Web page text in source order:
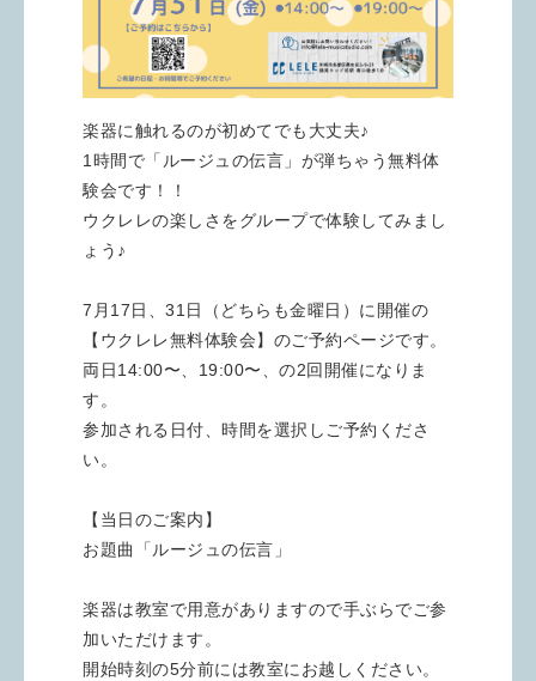
楽器に触れるのが初めてでも大丈夫♪
1時間で「ルージュの伝言」が弾ちゃう無料体
験会です！！
ウクレレの楽しさをグループで体験してみまし
ょう♪
7月17日、31日（どちらも金曜日）に開催の
【ウクレレ無料体験会】のご予約ページです。
両日14:00〜、19:00〜、の2回開催になりま
す。
参加される日付、時間を選択しご予約くださ
い。
【当日のご案内】
お題曲「ルージュの伝言」
楽器は教室で用意がありますので手ぶらでご参
加いただけます。
開始時刻の5分前には教室にお越しください。